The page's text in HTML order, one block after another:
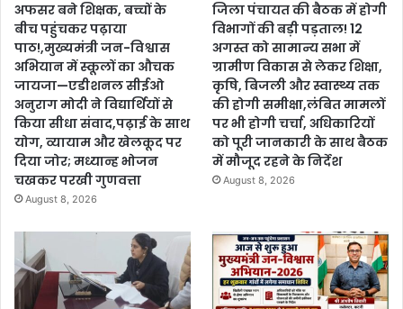
अफसर बने शिक्षक, बच्चों के
बीच पहुंचकर पढ़ाया
पाठ!,मुख्यमंत्री जन-विश्वास
अभियान में स्कूलों का औचक
जायजा—एडीशनल सीईओ
अनुराग मोदी ने विद्यार्थियों से
किया सीधा संवाद,पढ़ाई के साथ
योग, व्यायाम और खेलकूद पर
दिया जोर; मध्यान्ह भोजन
चखकर परखी गुणवत्ता
August 8, 2026
जिला पंचायत की बैठक में होगी
विभागों की बड़ी पड़ताल! 12
अगस्त को सामान्य सभा में
ग्रामीण विकास से लेकर शिक्षा,
कृषि, बिजली और स्वास्थ्य तक
की होगी समीक्षा,लंबित मामलों
पर भी होगी चर्चा, अधिकारियों
को पूरी जानकारी के साथ बैठक
में मौजूद रहने के निर्देश
August 8, 2026